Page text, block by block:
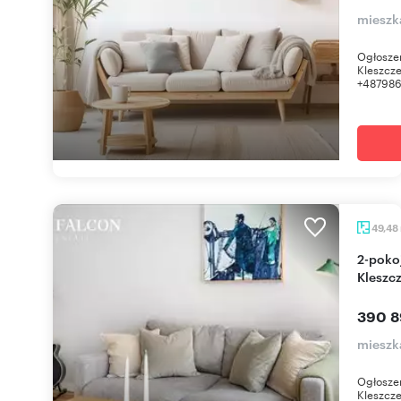
49,48
2-pokojowe mieszkanie z balkonem w
390